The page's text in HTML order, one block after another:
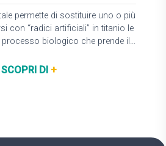
permette di sostituire uno o più
con “radici artificiali” in titanio le
processo biologico che prende il
di…
SCOPRI DI +